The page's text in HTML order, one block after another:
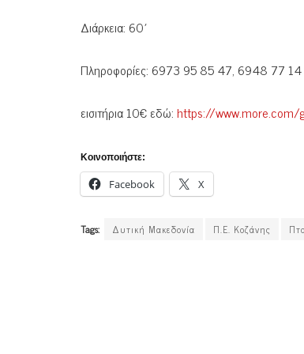
Διάρκεια: 60΄
Πληροφορίες: 6973 95 85 47, 6948 77
εισιτήρια 10€ εδώ:https://
Κοινοποιήστε:
Facebook X
Tags: Δυτική Μακεδονία Π.Ε. Κοζάνης